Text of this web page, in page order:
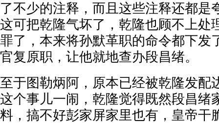
了不少的注释，而且这些注释还都是
这可把乾隆气坏了，乾隆也顾不上处
罪了，本来将孙默革职的命令都下发
官复原职，让他就地查办段昌绪。
至于图勒炳阿，原本已经被乾隆发配
这个事儿一闹，乾隆觉得既然段昌绪
料，搞不好彭家屏家里也有，皇帝干